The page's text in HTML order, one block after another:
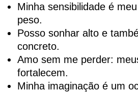
Minha sensibilidade é
peso.
Posso sonhar alto e
concreto.
Amo sem me perder:
fortalecem.
Minha imaginação é um